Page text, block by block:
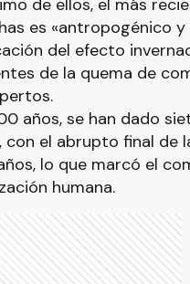
de ellos, el más
es «antropogénico y
del efecto
de la quema de
años, se han dado
el abrupto final de
lo que marcó el
humana.